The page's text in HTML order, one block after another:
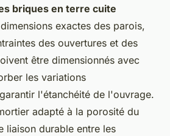
briques en terre cuite
exactes des parois,
des ouvertures et des
être dimensionnés avec
les variations
l'étanchéité de l'ouvrage.
adapté à la porosité du
liaison durable entre les